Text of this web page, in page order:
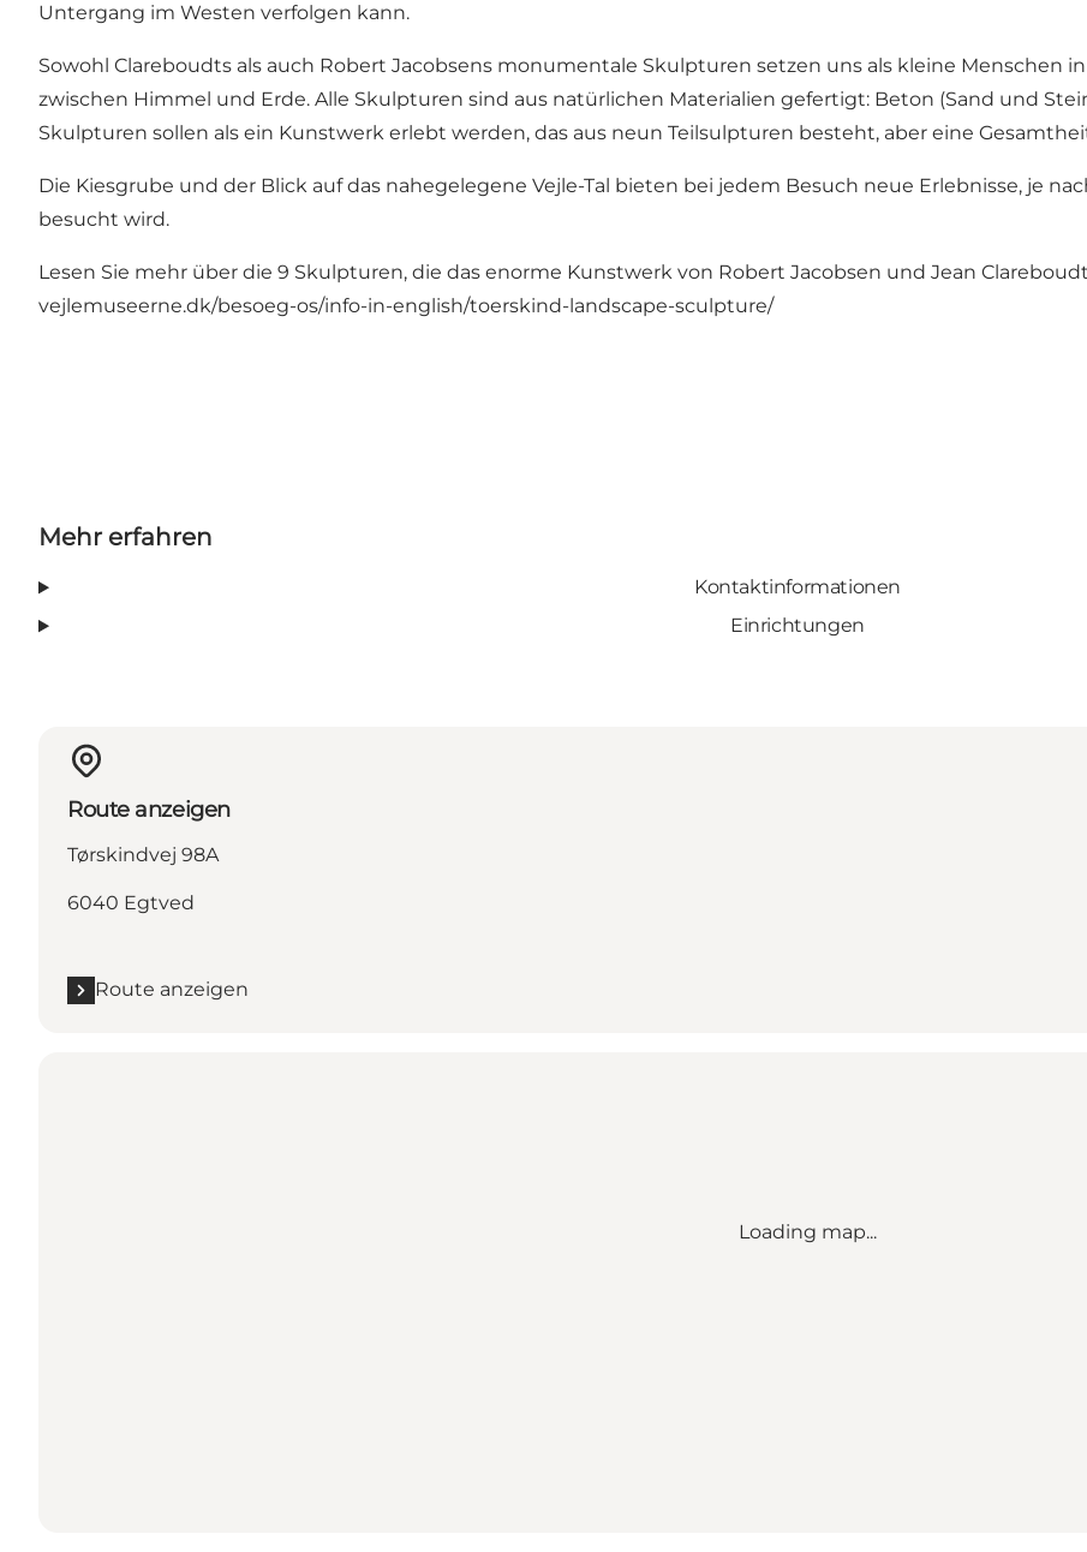
Untergang im Westen verfolgen kann.
Sowohl Clareboudts als auch Robert Jacobsens monumentale Skulpturen setzen uns als kleine Menschen
zwischen Himmel und Erde. Alle Skulpturen sind aus natürlichen Materialien gefertigt: Beton (Sand und
Skulpturen sollen als ein Kunstwerk erlebt werden, das aus neun Teilsulpturen besteht, aber eine
Die Kiesgrube und der Blick auf das nahegelegene Vejle-Tal bieten bei jedem Besuch neue Erlebnisse, je
besucht wird.
Lesen Sie mehr über die 9 Skulpturen, die das enorme Kunstwerk von Robert Jacobsen und Jean
vejlemuseerne.dk/besoeg-os/info-in-english/toerskind-landscape-sculpture/
Mehr erfahren
Kontaktinformationen
Einrichtungen
Route anzeigen
Tørskindvej 98A
6040 Egtved
Route anzeigen
Loading map...